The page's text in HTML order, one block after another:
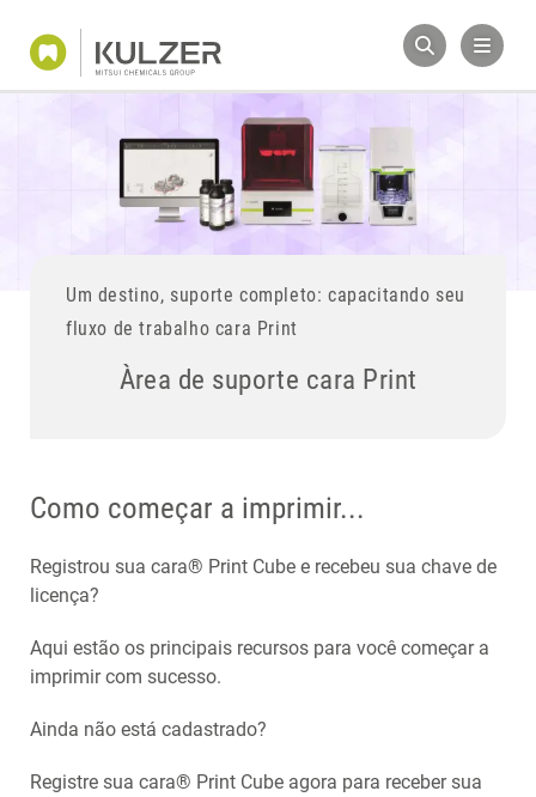
Um destino, suporte completo: capacitando seu
fluxo de trabalho cara Print
Àrea de suporte cara Print
Como começar a imprimir...
Registrou sua cara® Print Cube e recebeu sua chave de
licença?
Aqui estão os principais recursos para você começar a
imprimir com sucesso.
Ainda não está cadastrado?
Registre sua cara® Print Cube agora para receber sua